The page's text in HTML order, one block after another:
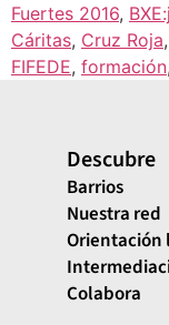
Fuertes 2016,
Cáritas, Cruz Roja,
FIFEDE, formación,
Descubre
Barrios
Nuestra red
Orientación
Colabora